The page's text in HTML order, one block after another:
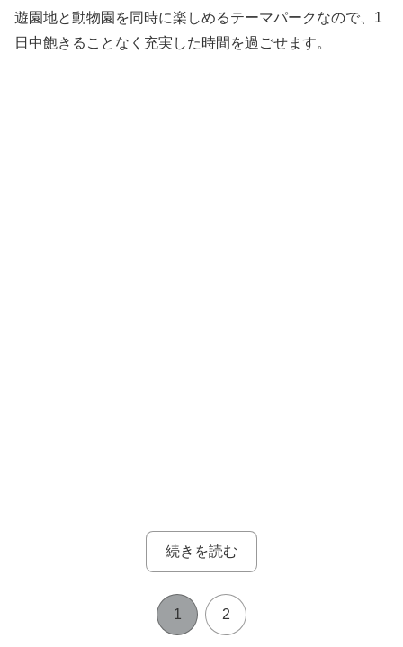
遊園地と動物園を同時に楽しめるテーマパークなので、1
日中飽きることなく充実した時間を過ごせます。
続きを読む
1 2